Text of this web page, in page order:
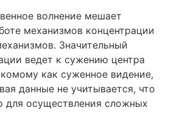
волнение мешает
механизмов концентрации
Значительный
ведет к сужению центра
как суженное видение,
данные не учитывается, что
осуществления сложных